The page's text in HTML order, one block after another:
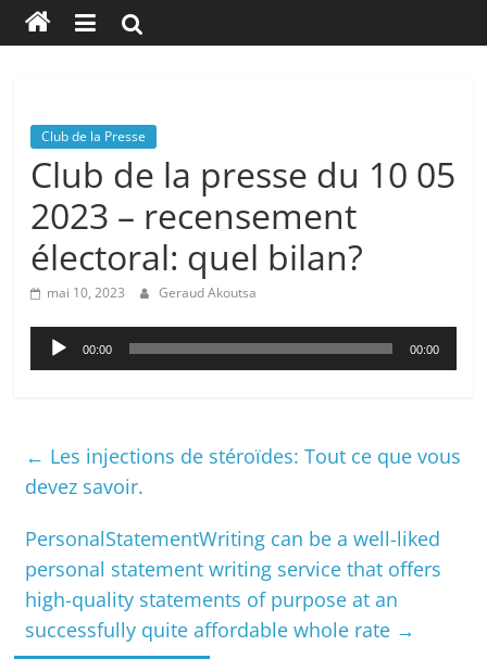
Club de la Presse
Club de la presse du 10 05
2023 – recensement
électoral: quel bilan?
mai 10, 2023 Geraud Akoutsa
Lecteur
audio
00:00 00:00
← Les injections de stéroïdes: Tout ce que vous
devez savoir.
PersonalStatementWriting can be a well-liked
personal statement writing service that offers
high-quality statements of purpose at an
successfully quite affordable whole rate →